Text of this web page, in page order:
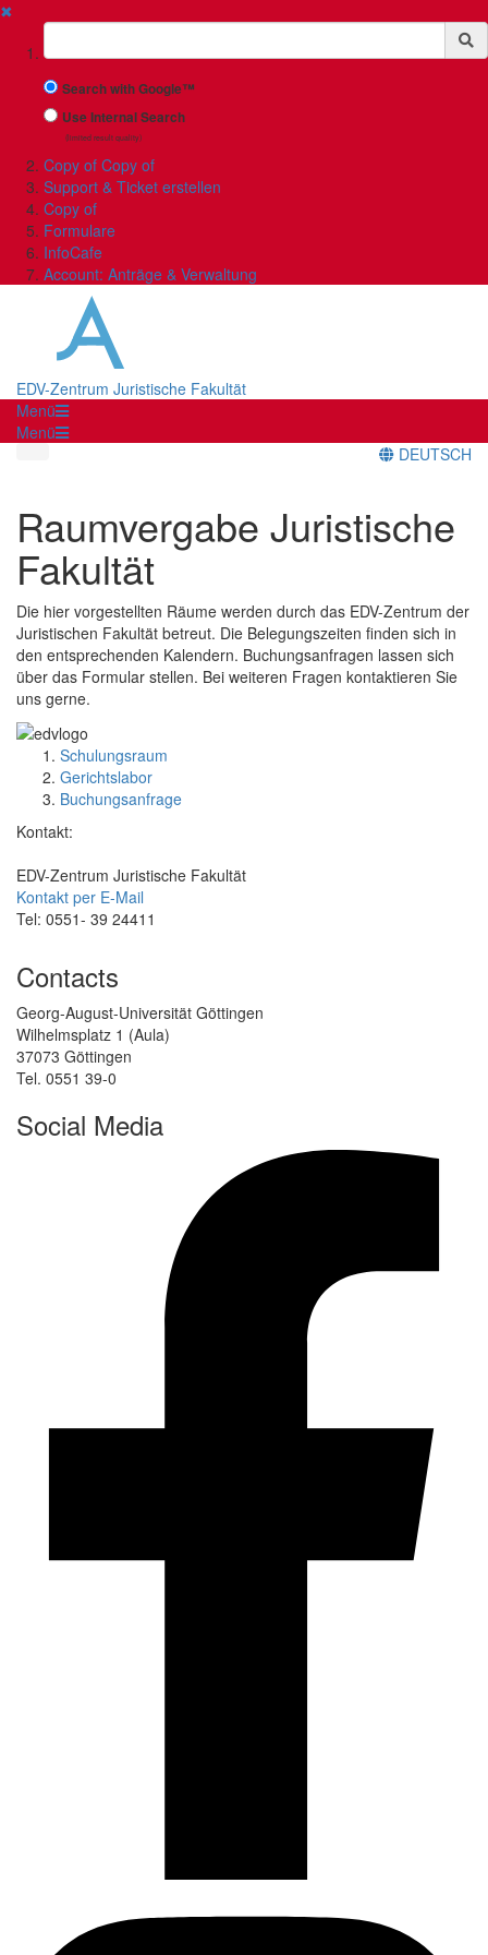
✖
Suchbegriff
Search with Google™
Use Internal Search
(limited result quality)
Copy of Copy of
Support & Ticket erstellen
Copy of
Formulare
InfoCafe
Account: Anträge & Verwaltung
EDV-Zentrum Juristische Fakultät
Menü
Menü
DEUTSCH
Raumvergabe Juristische
Fakultät
Die hier vorgestellten Räume werden durch das EDV-Zentrum der
Juristischen Fakultät betreut. Die Belegungszeiten finden sich in
den entsprechenden Kalendern. Buchungsanfragen lassen sich
über das Formular stellen. Bei weiteren Fragen kontaktieren Sie
uns gerne.
Schulungsraum
Gerichtslabor
Buchungsanfrage
Kontakt:
EDV-Zentrum Juristische Fakultät
Kontakt per E-Mail
Tel: 0551- 39 24411
Contacts
Georg-August-Universität Göttingen
Wilhelmsplatz 1 (Aula)
37073 Göttingen
Tel. 0551 39-0
Social Media